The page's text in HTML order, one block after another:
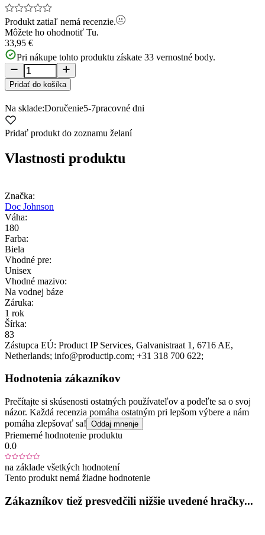
Produkt zatiaľ nemá recenzie.
Môžete ho ohodnotiť Tu.
33,95 €
Pri nákupe tohto produktu získate 33 vernostné body.
Pridať do košíka
Na sklade:Doručenie5-7pracovné dni
Pridať produkt do zoznamu želaní
Vlastnosti produktu
Značka:
Doc Johnson
Váha:
180
Farba:
Biela
Vhodné pre:
Unisex
Vhodné mazivo:
Na vodnej báze
Záruka:
1 rok
Šírka:
83
Zástupca EÚ: Product IP Services, Galvanistraat 1 , 6716 AE,
Netherlands; info@productip.com; +31 318 700 622;
Hodnotenia zákazníkov
Prečítajte si skúsenosti ostatných používateľov a podeľte sa o svoj
názor. Každá recenzia pomáha ostatným pri lepšom výbere a nám
pomáha zlepšovať sa! Oddaj mnenje
Priemerné hodnotenie produktu
0.0
na základe všetkých hodnotení
Tento produkt nemá žiadne hodnotenie
Zákazníkov tiež presvedčili nižšie uvedené hračky...